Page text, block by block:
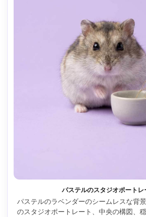
パステルのスタジオポートレ
パステルのラベンダーのシームレスな背
のスタジオポートレート、中央の構図、